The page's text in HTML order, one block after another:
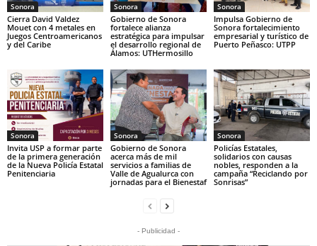
Sonora
Cierra David Valdez
Mouet con 4 metales en
Juegos Centroamericanos
y del Caribe
Sonora
Gobierno de Sonora
fortalece alianza
estratégica para impulsar
el desarrollo regional de
Álamos: UTHermosillo
Sonora
Impulsa Gobierno de
Sonora fortalecimiento
empresarial y turístico de
Puerto Peñasco: UTPP
Sonora
Invita USP a formar parte
de la primera generación
de la Nueva Policía Estatal
Penitenciaria
Sonora
Gobierno de Sonora
acerca más de mil
servicios a familias de
Valle de Agualurca con
jornadas para el Bienestaf
Sonora
Policías Estatales,
solidarios con causas
nobles, responden a la
campaña “Reciclando por
Sonrisas”
- Publicidad -